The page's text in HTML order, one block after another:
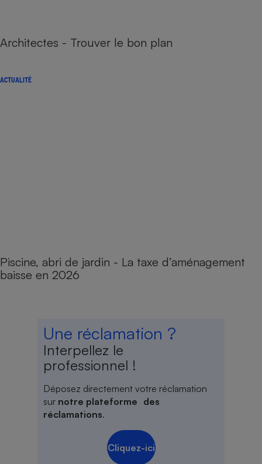
Architectes - Trouver le bon plan
ACTUALITÉ
Piscine, abri de jardin - La taxe d’aménagement
baisse en 2026
Une réclamation ?
Interpellez le
professionnel !
Déposez directement votre réclamation
sur notre plateforme des
réclamations.
Cliquez-ici